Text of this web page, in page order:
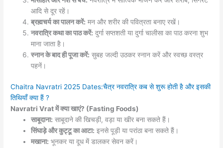
आदि से दूर रहें।
ब्रह्मचर्य का पालन करें: मन और शरीर की पवित्रता बनाए रखें।
नवरात्रि कथा का पाठ करें: दुर्गा सप्तशती या दुर्गा चालीसा का पाठ करना शुभ
माना जाता है।
स्नान के बाद ही पूजा करें: सुबह जल्दी उठकर स्नान करें और स्वच्छ वस्त्र
पहनें।
Chaitra Navratri 2025 Dates:चैत्र नवरात्रि कब से शुरू होती है और इसकी
तिथियाँ क्या हैं ?
Navratri Vrat में क्या खाएं? (Fasting Foods)
साबूदाना: साबूदाने की खिचड़ी, वड़ा या खीर बना सकते हैं।
सिंघाड़े और कुट्टू का आटा: इनसे पूड़ी या परांठा बना सकते हैं।
मखाना: भूनकर या दूध में डालकर सेवन करें।